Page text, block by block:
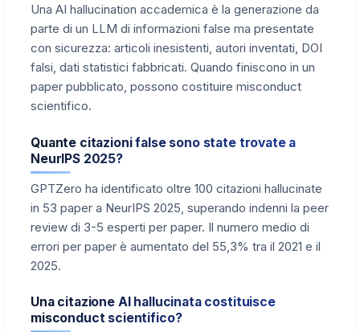
Una AI hallucination accademica è la generazione da
parte di un LLM di informazioni false ma presentate
con sicurezza: articoli inesistenti, autori inventati, DOI
falsi, dati statistici fabbricati. Quando finiscono in un
paper pubblicato, possono costituire misconduct
scientifico.
Quante citazioni false sono state trovate a
NeurIPS 2025?
GPTZero ha identificato oltre 100 citazioni hallucinate
in 53 paper a NeurIPS 2025, superando indenni la peer
review di 3-5 esperti per paper. Il numero medio di
errori per paper è aumentato del 55,3% tra il 2021 e il
2025.
Una citazione AI hallucinata costituisce
misconduct scientifico?